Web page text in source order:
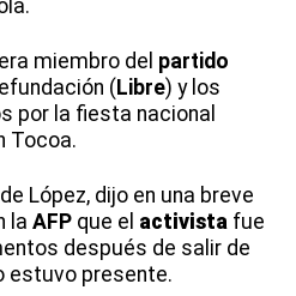
era miembro del partido
( Libre) y los
por la fiesta nacional
Tocoa.
de López, dijo en una breve
la AFP que el activista fue
después de salir de
estuvo presente.